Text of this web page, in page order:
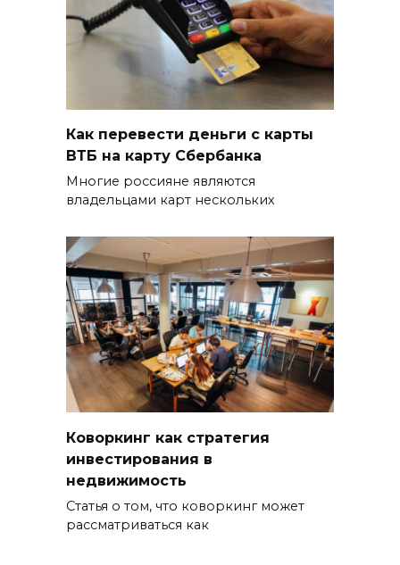
Как перевести деньги с карты
ВТБ на карту Сбербанка
Многие россияне являются
владельцами карт нескольких
Коворкинг как стратегия
инвестирования в
недвижимость
Статья о том, что коворкинг может
рассматриваться как